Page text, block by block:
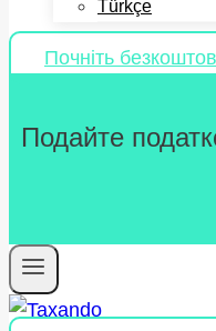
Türkçe
Почніть
Подайте